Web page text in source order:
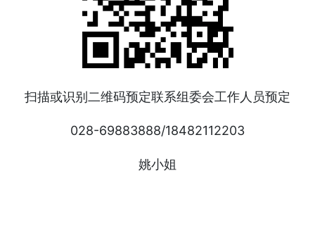
扫描或识别二维码预定联系组委会工作人员预定
028-69883888/18482112203
姚小姐